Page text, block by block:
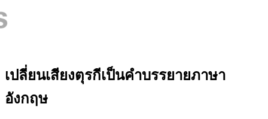
เปลี่ยนเสียงตุรกีเป็นคำบรรยายภาษา
อังกฤษ